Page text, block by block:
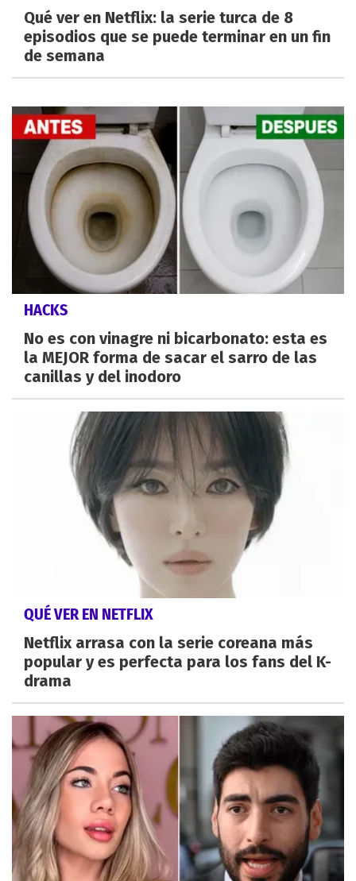
Qué ver en Netflix: la serie turca de 8
episodios que se puede terminar en un fin
de semana
HACKS
No es con vinagre ni bicarbonato: esta es
la MEJOR forma de sacar el sarro de las
canillas y del inodoro
QUÉ VER EN NETFLIX
Netflix arrasa con la serie coreana más
popular y es perfecta para los fans del K-
drama